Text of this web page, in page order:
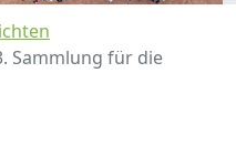
Sammlung für die